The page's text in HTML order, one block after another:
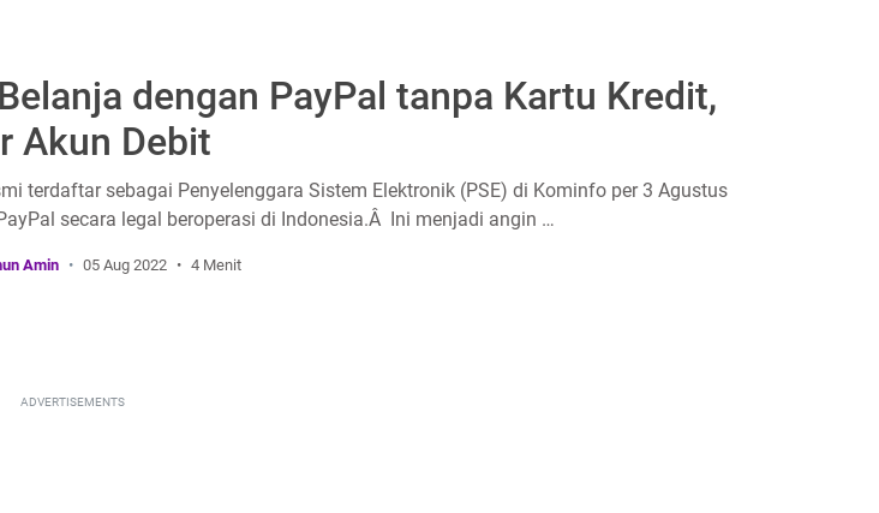
dengan PayPal tanpa Kartu Kredit,
Akun Debit
terdaftar sebagai Penyelenggara Sistem Elektronik (PSE) di Kominfo per 3 Agustus
secara legal beroperasi di Indonesia.Â Ini menjadi angin …
Amin 05 Aug 2022 4 Menit
ADVERTISEMENTS